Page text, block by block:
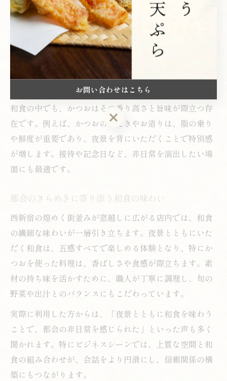
西新宿の高層ビル群が織りなす夜景は、和食の美しさと
見事に調和します。都会の喧騒から一歩離れた静謐な空
間で、厳選されたかつおを中心とした和食を味わう時間
は、まさに至福のひとときです。夜景を眺めながらいた
だく一品一品には、食材本来の旨味と職人技が凝縮され
ており、視覚と味覚の両方で満足を得られます。
和食の中でも、かつおはその香り高さと旨味が際立つ存
在です。例えば、かつおのたたきやお造りは、脂の乗り
や鮮度が重要であり、夜景を背にいただくことで特別感
が増します。接待や記念日など、非日常を演出したい場
面にも最適です。
都会のきらめきに寄り添う和食の味わい
西新宿の煌めく街並みが窓越しに広がる店内では、和食
の繊細な味わいが一層引き立ちます。夜景とともにいた
だく和食は、五感すべてで楽しめる体験となり、特にか
つおを使った料理は、香ばしさや食感が際立ちます。素
材の持ち味を活かすために、職人が丁寧に調理し、旬の
野菜や出汁とのバランスにもこだわっています。
実際に利用した方からは、「夜景とともに和食を味わう
ことで、都会の非日常を感じられた」といった声も多く
聞かれます。特にビジネスシーンでは、上質な空間と和
食の組み合わせが、会話をより円滑にし、信頼関係の構
築にもつながります。
お問い合わせはこちら
お問い合わせはこちら